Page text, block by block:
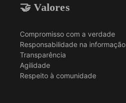
🤝 Valores
Compromisso com a verdade
Responsabilidade na informação
Transparência
Agilidade
Respeito à comunidade